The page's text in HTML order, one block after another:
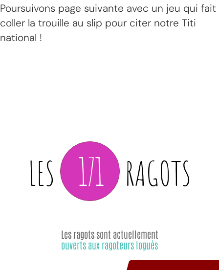
Poursuivons page suivante avec un jeu qui fait
coller la trouille au slip pour citer notre Titi
national !
LES 171 RAGOTS
Les ragots sont actuellement
ouverts aux ragoteurs logués